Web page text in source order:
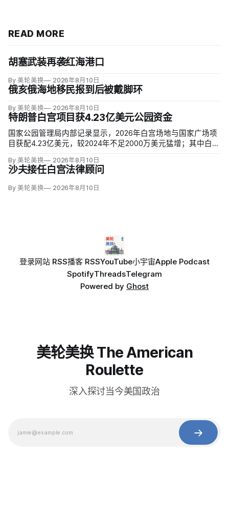
READ MORE
胡塞武装再袭红海港口
By 美轮美换 2026年8月10日
俄亥俄海地移民报到后被戴脚环
By 美轮美换 2026年8月10日
特朗普白宫项目获4.23亿美元公园资金
国家公园管理局内部记录显示，2026年白宫场地与国家广场项
目获配4.23亿美元，较2024年不足2000万美元猛增；其中白宫
谷等数十座公园资金下降，白宫与国家广场的额度甚至超过九
处知名公园总和。
By 美轮美换 2026年8月10日
沙夫接任白宫法律顾问
By 美轮美换 2026年8月10日
登录网站 RSS播客 RSSYouTube小宇宙Apple Podcast
SpotifyThreadsTelegram
Powered by Ghost
美轮美换 The American
Roulette
深入探讨当今美国政治